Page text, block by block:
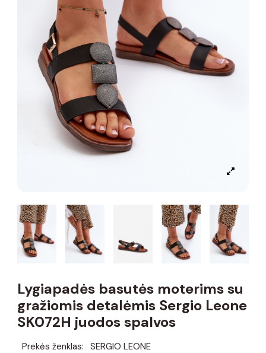
Lygiapadės basutės moterims su
gražiomis detalėmis Sergio Leone
SK072H juodos spalvos
Prekės ženklas: SERGIO LEONE